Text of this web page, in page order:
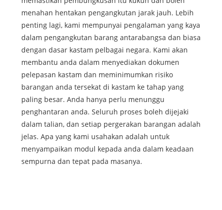
menahan hentakan pengangkutan jarak jauh. Lebih
penting lagi, kami mempunyai pengalaman yang kaya
dalam pengangkutan barang antarabangsa dan biasa
dengan dasar kastam pelbagai negara. Kami akan
membantu anda dalam menyediakan dokumen
pelepasan kastam dan meminimumkan risiko
barangan anda tersekat di kastam ke tahap yang
paling besar. Anda hanya perlu menunggu
penghantaran anda. Seluruh proses boleh dijejaki
dalam talian, dan setiap pergerakan barangan adalah
jelas. Apa yang kami usahakan adalah untuk
menyampaikan modul kepada anda dalam keadaan
sempurna dan tepat pada masanya.